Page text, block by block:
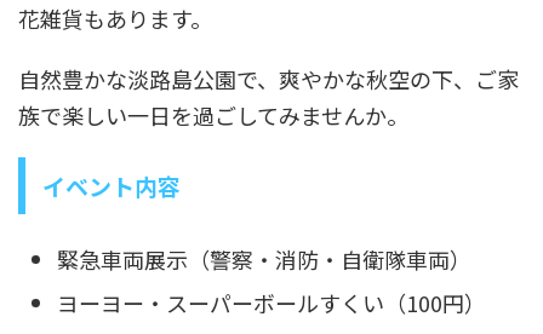
花雑貨もあります。
自然豊かな淡路島公園で、爽やかな秋空の下、ご家
族で楽しい一日を過ごしてみませんか。
イベント内容
緊急車両展示（警察・消防・自衛隊車両）
ヨーヨー・スーパーボールすくい（100円）